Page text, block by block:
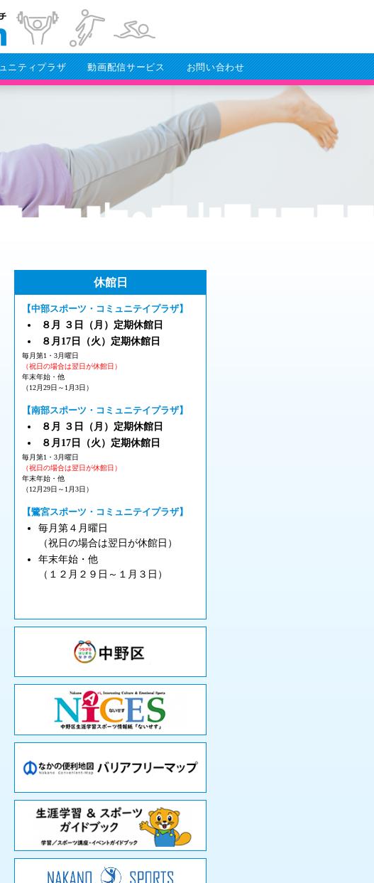
ニティプラザ 動画配信サービス お問い合わせ
休館日
【中部スポーツ・コミュニテイプラザ】
８月 ３ 日（月 ） 定期休館日
８月17日（火 ）定期休館日
毎月第1・3月曜日
（祝日の場合は翌日が休館日）
年末年始・他
（12月29日～1月3日）
【南部スポーツ・コミュニテイプラザ】
８月 ３ 日（月 ） 定期休館日
８月17日（火 ）定期休館日
毎月第1・3月曜日
（祝日の場合は翌日が休館日）
年末年始・他
（12月29日～1月3日）
【鷺宮スポーツ・コミュニテイプラザ】
毎月第４月曜日
（祝日の場合は翌日が休館日）
年末年始・他
（１２月２９日～１月３日）